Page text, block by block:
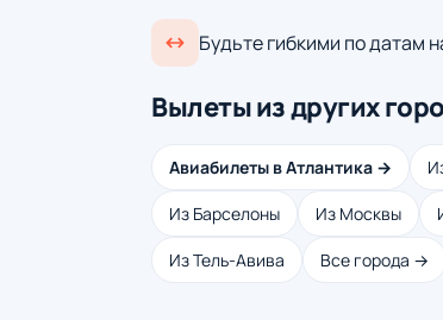
Будьте гибкими по датам
Вылеты из других
Авиабилеты в Атлантика →
Из Барселоны Из Москвы
Из Тель-Авива Все города →